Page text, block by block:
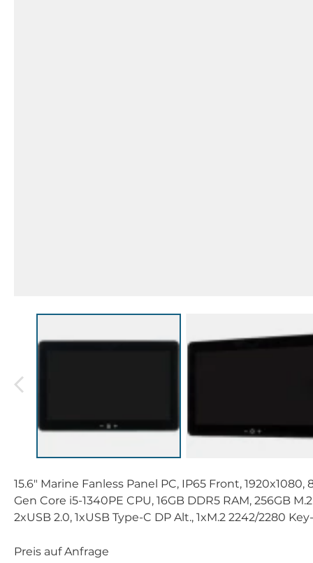
15.6" Marine Fanless Panel PC, IP65 Front,
Gen Core i5-1340PE CPU, 16GB DDR5 RAM, 256GB
2xUSB 2.0, 1xUSB Type-C DP Alt., 1xM.2 2242/2280
Preis auf Anfrage